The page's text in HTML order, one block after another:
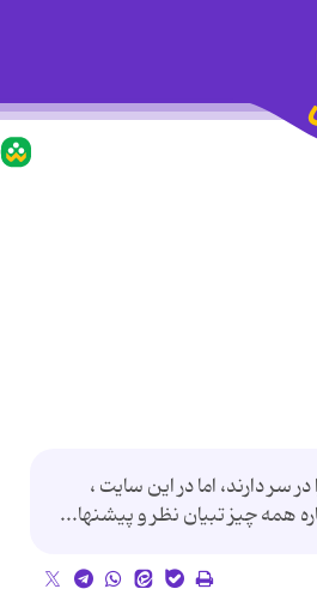
سر دارند، اما در این سایت ،
همه چیز تبیان نظر و پیشنها...